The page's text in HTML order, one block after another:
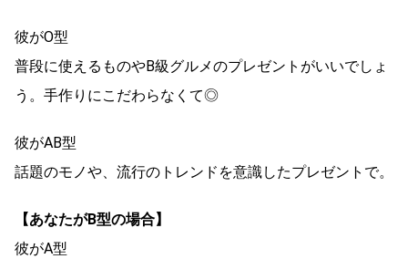
彼がO型
普段に使えるものやB級グルメのプレゼントがいいでしょ
う。手作りにこだわらなくて◎
彼がAB型
話題のモノや、流行のトレンドを意識したプレゼントで。
【あなたがB型の場合】
彼がA型